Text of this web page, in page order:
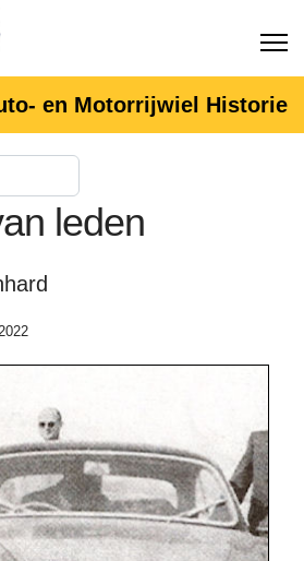
en Motorrijwiel Historie
leden